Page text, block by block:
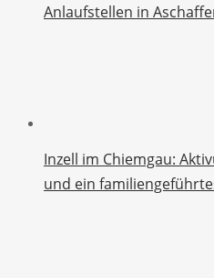
Anlaufstellen in
Inzell im Chiemgau:
und ein